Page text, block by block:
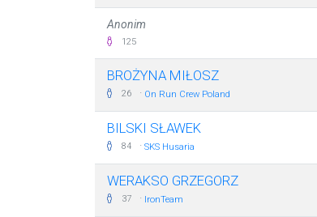
Anonim
125
BROŻYNA MIŁOSZ
26 · On Run Crew Poland
BILSKI SŁAWEK
84 · SKS Husaria
WERAKSO GRZEGORZ
37 · IronTeam